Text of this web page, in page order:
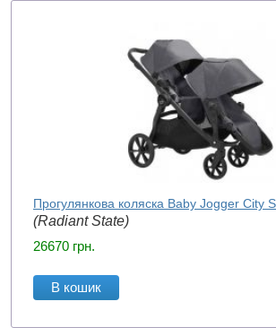
Прогулянкова коляска Baby Jogger City
(Radiant State)
26670 грн.
В кошик